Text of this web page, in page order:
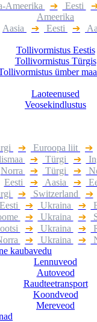
Ameerika
➔ Eesti
Ameerika
Aasia
➔ Eesti ➔
Tollivormistus Eestis
Tollivormistus Türgis
ümber
Laoteenused
Veosekindlustus
➔ Euroopa liit ➔
➔ Türgi ➔
Norra
➔ Türgi ➔
Eesti
➔ Aasia ➔
➔ Switzerland ➔
Eesti
➔ Ukraina ➔
➔ Ukraina ➔
➔ Ukraina ➔
➔ Ukraina ➔
kaubavedu
Lennuveod
Autoveod
Raudteetransport
Koondveod
Mereveod